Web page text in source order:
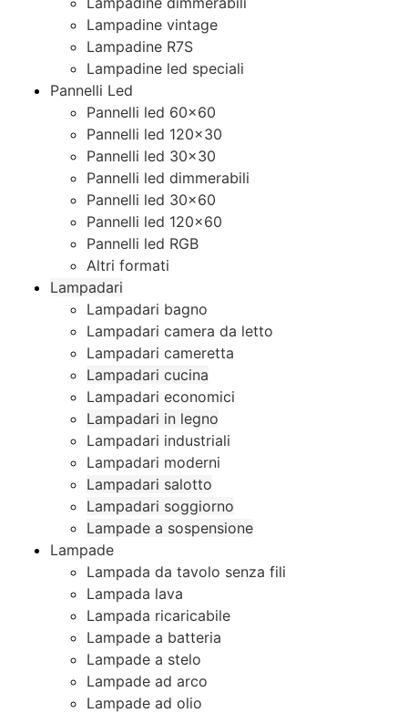
Lampadine vintage
Lampadine R7S
Lampadine led speciali
Pannelli Led
Pannelli led 60×60
Pannelli led 120×30
Pannelli led 30×30
Pannelli led dimmerabili
Pannelli led 30×60
Pannelli led 120×60
Pannelli led RGB
Altri formati
Lampadari
Lampadari bagno
Lampadari camera da letto
Lampadari cameretta
Lampadari cucina
Lampadari economici
Lampadari in legno
Lampadari industriali
Lampadari moderni
Lampadari salotto
Lampadari soggiorno
Lampade a sospensione
Lampade
Lampada da tavolo senza fili
Lampada lava
Lampada ricaricabile
Lampade a batteria
Lampade a stelo
Lampade ad arco
Lampade ad olio